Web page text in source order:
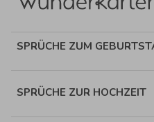
SPRÜCHE ZUM
SPRÜCHE ZUR HOCHZEIT